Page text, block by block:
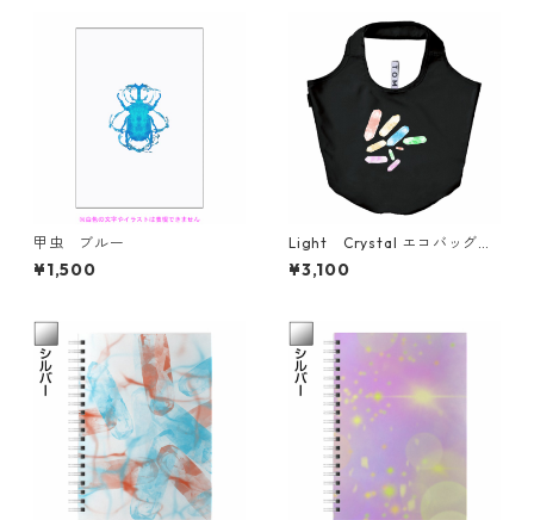
甲虫 ブルー
¥1,500
Light Crystal エコバッグ
eco bag simple
¥3,100